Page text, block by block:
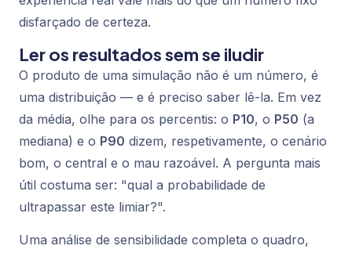
disfarçado de certeza.
Ler os resultados sem se iludir
O produto de uma simulação não é um número, é
uma distribuição — e é preciso saber lê-la. Em vez
da média, olhe para os percentis: o P10, o P50 (a
mediana) e o P90 dizem, respetivamente, o cenário
bom, o central e o mau razoável. A pergunta mais
útil costuma ser: "qual a probabilidade de
ultrapassar este limiar?".
Uma análise de sensibilidade completa o quadro,